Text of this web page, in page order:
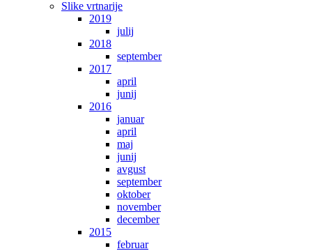
Slike vrtnarije
2019
julij
2018
september
2017
april
junij
2016
januar
april
maj
junij
avgust
september
oktober
november
december
2015
februar